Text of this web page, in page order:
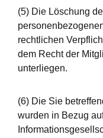
(5) Die Löschung
rechtlichen
dem Recht der
unterliegen.
(6) Die Sie
wurden in Bezug